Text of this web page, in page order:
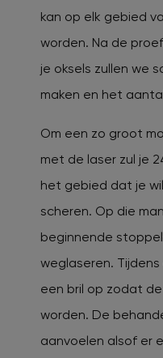
kan op elk gebied
worden. Na de
je oksels zullen we
maken en het
Om een zo groot
met de laser zul je
het gebied dat je
scheren. Op die
beginnende
weglaseren.
een bril op zodat
worden. De
aanvoelen alsof er